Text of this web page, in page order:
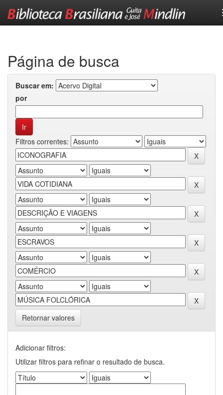
Página de busca
Buscar em:
por
Filtros correntes:
Retornar valores
Adicionar filtros:
Utilizar filtros para refinar o resultado de busca.